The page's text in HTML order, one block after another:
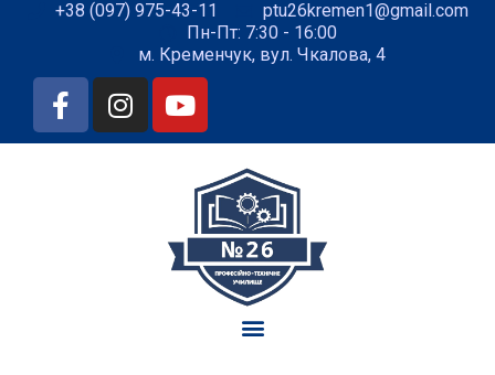
+38 (097) 975-43-11
ptu26kremen1@gmail.com
Пн-Пт: 7:30 - 16:00
м. Кременчук, вул. Чкалова, 4